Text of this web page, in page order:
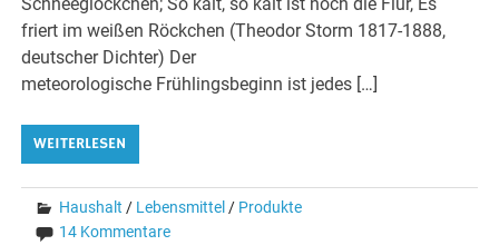
friert im weißen Röckchen (Theodor Storm 1817-1888,
deutscher Dichter) Der
meteorologische Frühlingsbeginn ist jedes […]
WEITERLESEN
Haushalt / Lebensmittel / Produkte
14 Kommentare